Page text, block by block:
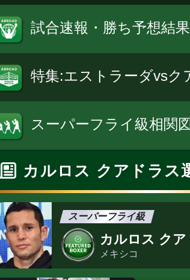
試合速報・勝ち予想結
特集:エストラーダvsク
スーパーフライ級相関
カルロス クアドラス
スーパーフライ級
カルロス クア
メキシコ